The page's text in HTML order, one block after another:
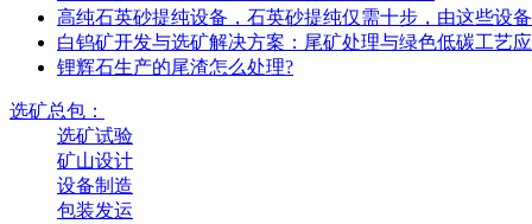
高纯石英砂提纯设备，石英砂提纯仅需十步，由这些设
白钨矿开发与选矿解决方案：尾矿处理与绿色低碳工艺应
锂辉石生产的尾渣怎么处理?
选矿总包：
选矿试验
矿山设计
设备制造
包装发运